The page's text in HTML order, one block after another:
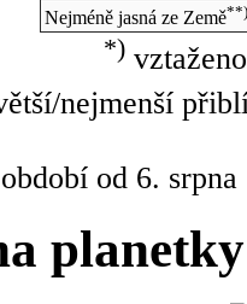
Nejméně jasná ze Země**)
*)
nejmenší
od 6.